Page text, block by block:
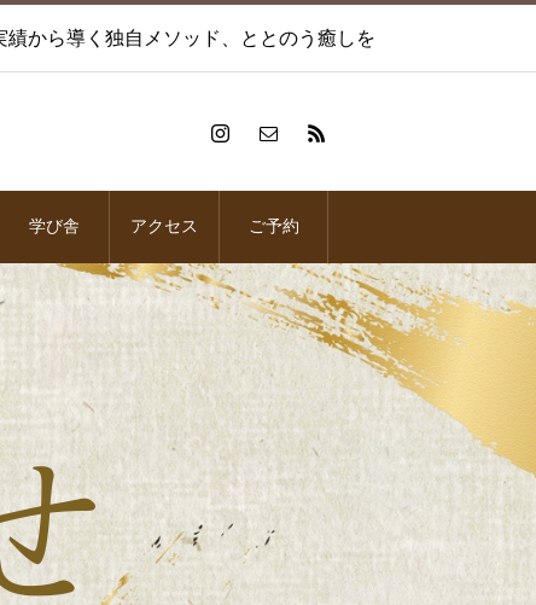
から導く独自メソッド、ととのう癒しを
学び舎 アクセス ご予約